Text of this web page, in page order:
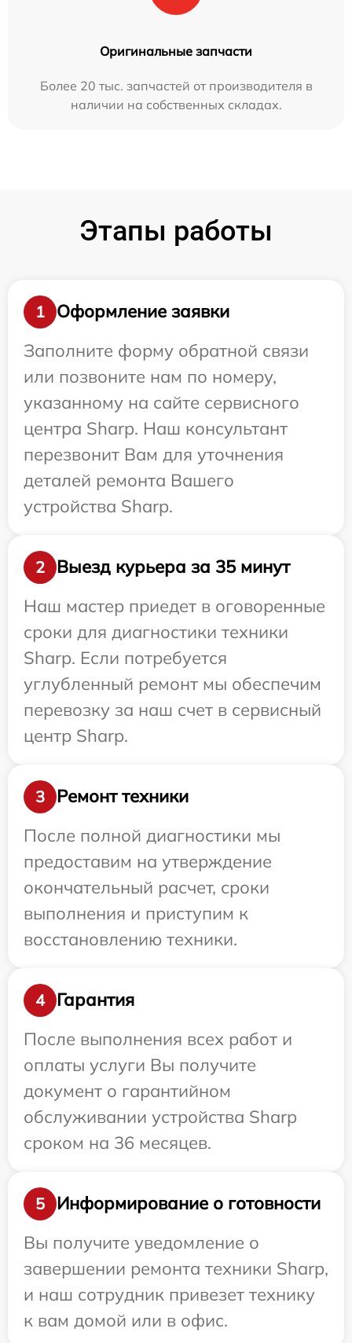
Оригинальные запчасти
Более 20 тыс. запчастей от производителя в
наличии на собственных складах.
Этапы работы
1
Оформление заявки
Заполните форму обратной связи
или позвоните нам по номеру,
указанному на сайте сервисного
центра Sharp. Наш консультант
перезвонит Вам для уточнения
деталей ремонта Вашего
устройства Sharp.
2
Выезд курьера за 35 минут
Наш мастер приедет в оговоренные
сроки для диагностики техники
Sharp. Если потребуется
углубленный ремонт мы обеспечим
перевозку за наш счет в сервисный
центр Sharp.
3
Ремонт техники
После полной диагностики мы
предоставим на утверждение
окончательный расчет, сроки
выполнения и приступим к
восстановлению техники.
4
Гарантия
После выполнения всех работ и
оплаты услуги Вы получите
документ о гарантийном
обслуживании устройства Sharp
сроком на 36 месяцев.
5
Информирование о готовности
Вы получите уведомление о
завершении ремонта техники Sharp,
и наш сотрудник привезет технику
к вам домой или в офис.